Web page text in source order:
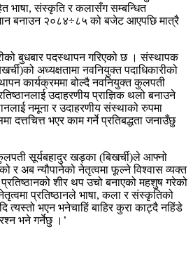
भाषा, संस्कृति र कलासँग सम्बन्धित
बनाउन २०८४÷८५ को बजेट आएपछि मात्रै
बुधबार पदस्थापन गरिएको छ । संस्थापक
अध्यक्षतामा नवनियुक्त पदाधिकारीको
कार्यक्रममा बोल्दै नवनियुक्त कुलपती
उदाहरणीय प्राज्ञिक थलो बनाउने
नमूना र उदाहरणीय संस्थाको रुपमा
दत्तचित्त भएर काम गर्ने प्रतिबद्धता जनाउँछु
सूर्यबहादुर खड्का (बिखर्ची)ले आफ्नो
र अब न्यौपानेको नेतृत्वमा फूल्ने विश्वास व्यक्त
शीर थप उचो बनाएको महशुष गरेको
प्रतिष्ठानले भाषा, कला र संस्कृतिको
त्यस्तो भएन भनेचाहिं बाहिर कुरा काट्दै नहिंडे
भने गर्नेछु ।’